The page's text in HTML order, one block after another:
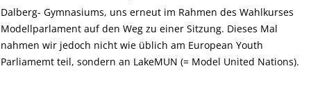
Dalberg- Gymnasiums, uns erneut im Rahmen des Wahlkurses
Modellparlament auf den Weg zu einer Sitzung. Dieses Mal
nahmen wir jedoch nicht wie üblich am European Youth
Parliamemt teil, sondern an LakeMUN (= Model United Nations).